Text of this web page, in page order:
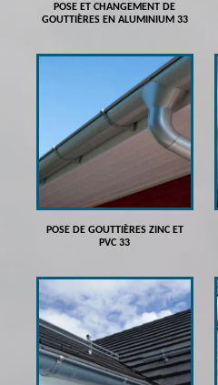
POSE ET CHANGEMENT DE
GOUTTIÈRES EN ALUMINIUM 33
POSE DE GOUTTIÈRES ZINC ET
PVC 33